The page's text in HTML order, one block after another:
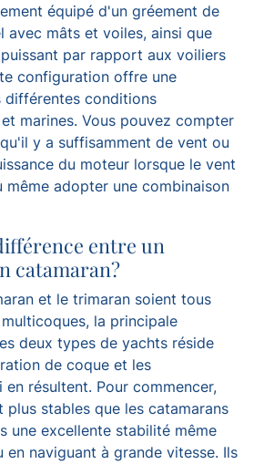
équipé d'un gréement de
avec mâts et voiles, ainsi que
par rapport aux voiliers
configuration offre une
différentes conditions
marines. Vous pouvez compter
y a suffisamment de vent ou
du moteur lorsque le vent
même adopter une combinaison
entre un
catamaran?
et le trimaran soient tous
la principale
deux types de yachts réside
de coque et les
résultent. Pour commencer,
plus stables que les catamarans
une excellente stabilité même
en naviguant à grande vitesse. Ils